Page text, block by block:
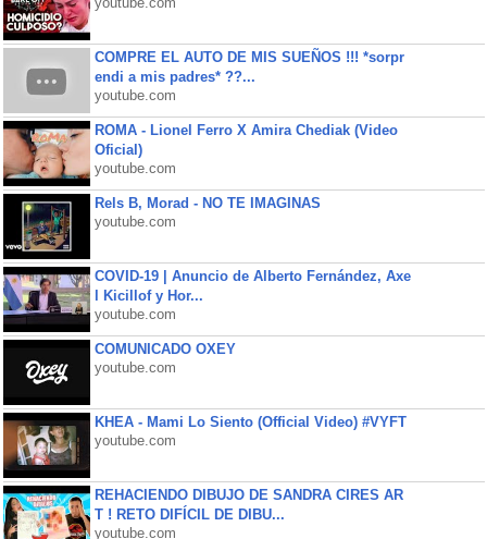
youtube.com
COMPRE EL AUTO DE MIS SUEÑOS !!! *sorpr
endi a mis padres* ??...
youtube.com
ROMA - Lionel Ferro X Amira Chediak (Video
Oficial)
youtube.com
Rels B, Morad - NO TE IMAGINAS
youtube.com
COVID-19 | Anuncio de Alberto Fernández, Axe
l Kicillof y Hor...
youtube.com
COMUNICADO OXEY
youtube.com
KHEA - Mami Lo Siento (Official Video) #VYFT
youtube.com
REHACIENDO DIBUJO DE SANDRA CIRES AR
T ! RETO DIFÍCIL DE DIBU...
youtube.com